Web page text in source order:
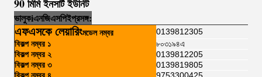
90 মিমি ইনসার্ট ইউনিট
ভালুকiএনজিএসপিইপ্রসঙ্গ:
এফএসকে লেয়ারিংমডেল নম্বর
0139812305
বিকল্প নম্বর ১
৮০৩১৯৪এ
বিকল্প নম্বর ২
0139812205
বিকল্প নম্বর ৩
0139819805